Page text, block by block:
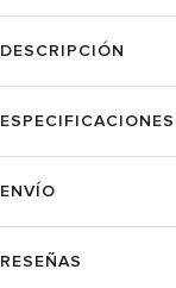
DESCRIPCIÓN
ESPECIFICACIONES
ENVÍO
RESEÑAS